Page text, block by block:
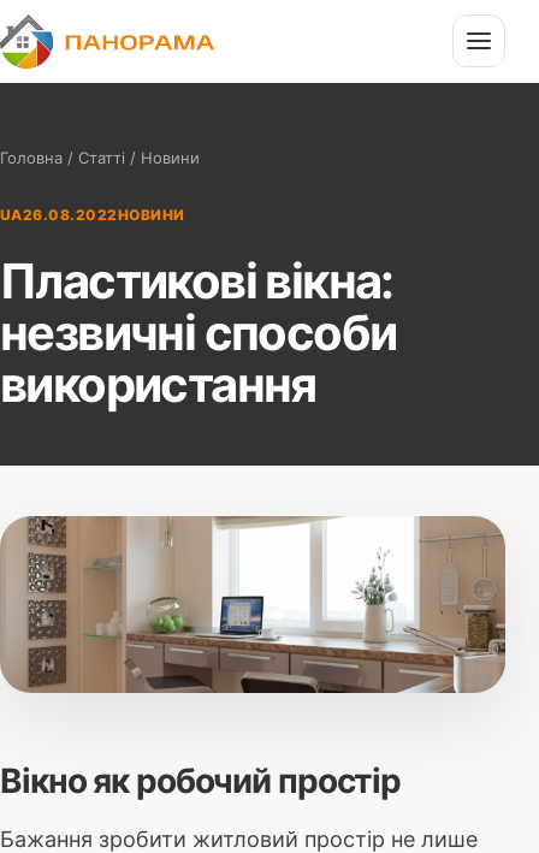
П
Панорама
Головна / Статті / Новини
UA26.08.2022НОВИНИ
Пластикові вікна:
незвичні способи
використання
Вікно як робочий простір
Бажання зробити житловий простір не лише